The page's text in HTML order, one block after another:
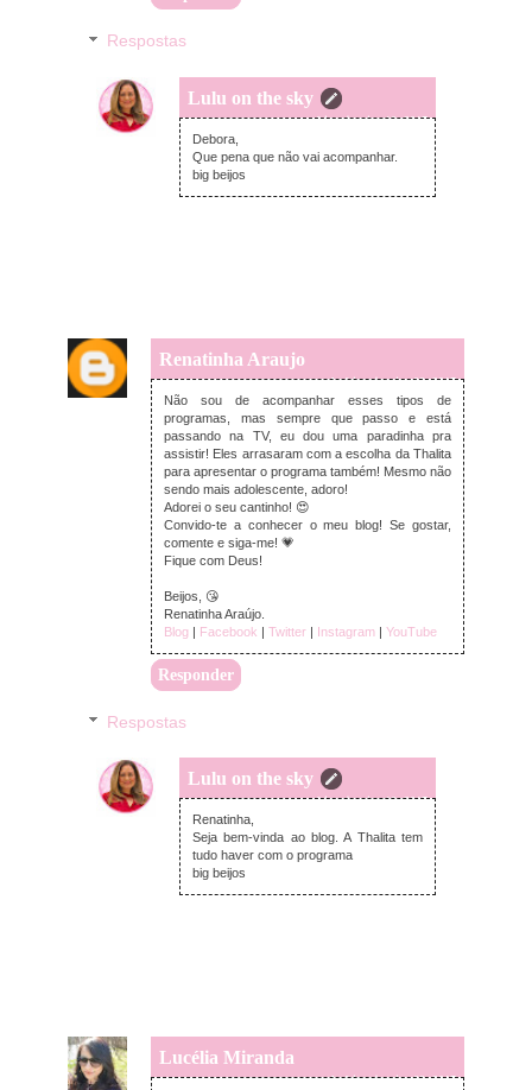
Respostas
Lulu on the sky
terça-feira, janeiro 10, 2017
Debora,
Que pena que não vai acompanhar.
big beijos
Renatinha Araujo
segunda-feira, janeiro 09, 2017
Não sou de acompanhar esses tipos de
programas, mas sempre que passo e está
passando na TV, eu dou uma paradinha pra
assistir! Eles arrasaram com a escolha da Thalita
para apresentar o programa também! Mesmo não
sendo mais adolescente, adoro!
Adorei o seu cantinho! 😍
Convido-te a conhecer o meu blog! Se gostar,
comente e siga-me! 💗
Fique com Deus!
Beijos, 😘
Renatinha Araújo.
Blog | Facebook | Twitter | Instagram | YouTube
Responder
Respostas
Lulu on the sky
terça-feira, janeiro 10, 2017
Renatinha,
Seja bem-vinda ao blog. A Thalita tem
tudo haver com o programa
big beijos
Lucélia Miranda
segunda-feira, janeiro 09, 2017